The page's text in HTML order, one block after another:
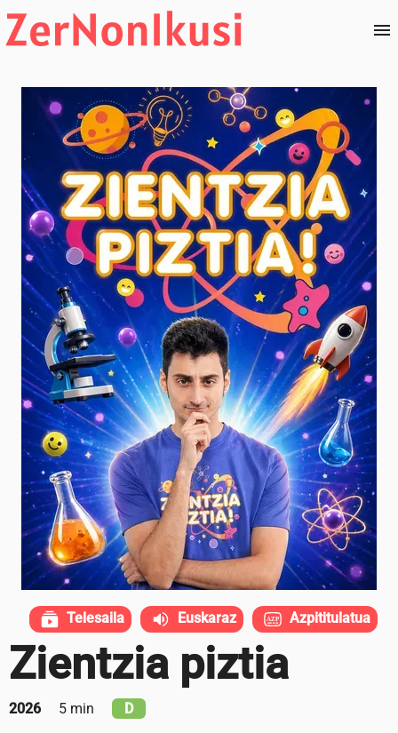
Zientzia piztia
2026 5 min D
Telesaila Euskaraz Azpititulatua